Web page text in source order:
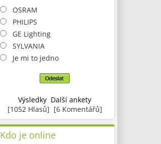
OSRAM
PHILIPS
GE Lighting
SYLVANIA
Je mi to jedno
Výsledky Další ankety
[1052 Hlasů] [6 Komentářů]
Kdo je online